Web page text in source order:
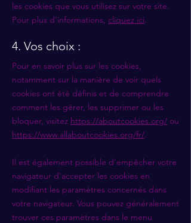
les cookies que vous utilisez sur votre site.
Pour plus d'informations, cliquez ici.
4. Vos choix :
Pour en savoir plus sur les cookies,
notamment sur la manière de voir quels
cookies ont été définis et de comprendre
comment les gérer, les supprimer ou les
bloquer, visitez https://aboutcookies.org/ ou
https://www.allaboutcookies.org/fr/.
Il est également possible d'empêcher votre
navigateur d'accepter les cookies en
modifiant les paramètres concernés dans
votre navigateur. Vous pouvez généralement
trouver ces paramètres dans le menu